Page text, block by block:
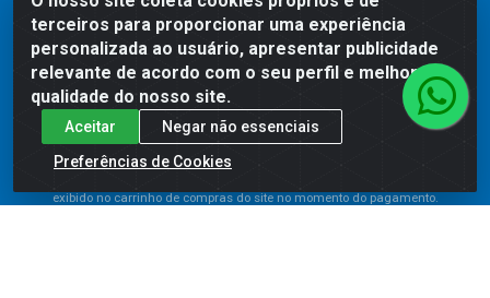
terceiros para proporcionar uma experiência
personalizada ao usuário, apresentar publicidade
relevante de acordo com o seu perfil e melhorar a
qualidade do nosso site.
Aceitar
Negar não essenciais
Preferências de Cookies
Preços, promoções, condições de pagamento e frete são válidos
para compras realizadas exclusivamente pelo site. Caso haja
exibido no carrinho de compras do site no momento do pagamento.